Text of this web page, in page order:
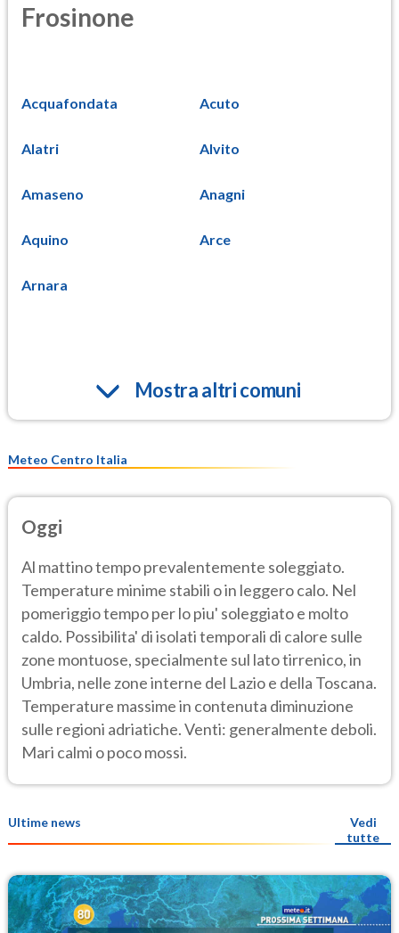
Frosinone
Acquafondata Acuto
Alatri Alvito
Amaseno Anagni
Aquino Arce
Arnara
Mostra altri comuni
Meteo Centro Italia
Oggi
Al mattino tempo prevalentemente soleggiato.
Temperature minime stabili o in leggero calo. Nel
pomeriggio tempo per lo piu' soleggiato e molto
caldo. Possibilita' di isolati temporali di calore sulle
zone montuose, specialmente sul lato tirrenico, in
Umbria, nelle zone interne del Lazio e della Toscana.
Temperature massime in contenuta diminuzione
sulle regioni adriatiche. Venti: generalmente deboli.
Mari calmi o poco mossi.
Ultime news
Vedi
tutte